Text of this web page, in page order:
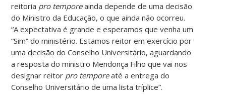
reitoria pro temporeainda depende de uma decisão
do Ministro da Educação, o que ainda não ocorreu.
“A expectativa é grande e esperamos que venha um
“Sim” do ministério. Estamos reitor em exercício por
uma decisão do Conselho Universitário, aguardando
a resposta do ministro Mendonça Filho que vai nos
designar reitor pro temporeaté a entrega do
Conselho Universitário de uma lista tríplice”.